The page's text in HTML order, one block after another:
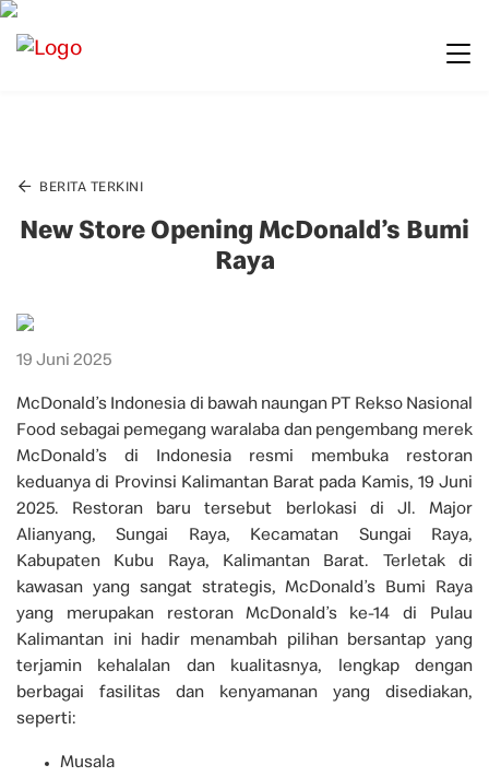
BERITA TERKINI
New Store Opening McDonald’s Bumi
Raya
19 Juni 2025
McDonald’s Indonesia di bawah naungan PT Rekso Nasional
Food sebagai pemegang waralaba dan pengembang merek
McDonald’s di Indonesia resmi membuka restoran
keduanya di Provinsi Kalimantan Barat pada Kamis, 19 Juni
2025. Restoran baru tersebut berlokasi di Jl. Major
Alianyang, Sungai Raya, Kecamatan Sungai Raya,
Kabupaten Kubu Raya, Kalimantan Barat. Terletak di
kawasan yang sangat strategis, McDonald’s Bumi Raya
yang merupakan restoran McDonald’s ke-14 di Pulau
Kalimantan ini hadir menambah pilihan bersantap yang
terjamin kehalalan dan kualitasnya, lengkap dengan
berbagai fasilitas dan kenyamanan yang disediakan,
seperti:
Musala